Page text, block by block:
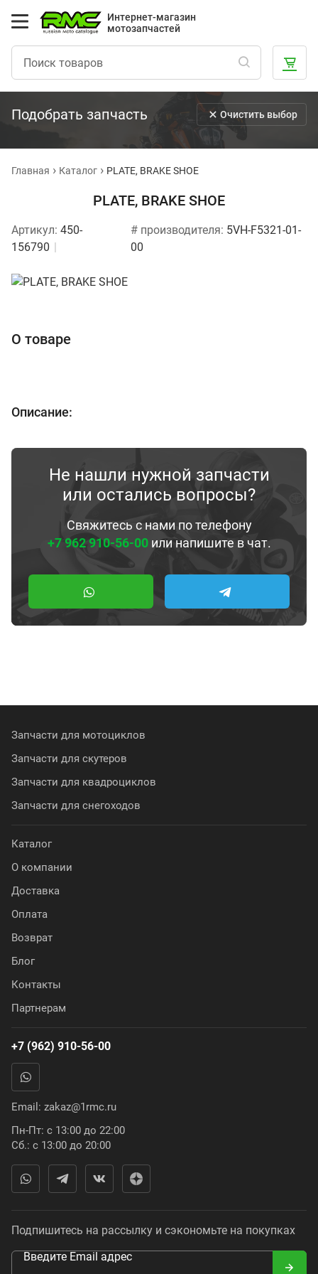
Интернет-магазин
мотозапчастей
Подобрать запчасть Очистить выбор
Главная Каталог PLATE, BRAKE SHOE
PLATE, BRAKE SHOE
Артикул: 450-
156790
# производителя: 5VH-F5321-01-
00
О товаре
Описание:
Не нашли нужной запчасти
или остались вопросы?
Свяжитесь с нами по телефону
+7 962 910-56-00или напишите в чат.
Запчасти для мотоциклов
Запчасти для скутеров
Запчасти для квадроциклов
Запчасти для снегоходов
Каталог
О компании
Доставка
Оплата
Возврат
Блог
Контакты
Партнерам
+7 (962) 910-56-00
Email: zakaz@1rmc.ru
Пн-Пт: с 13:00 до 22:00
Сб.: с 13:00 до 20:00
Подпишитесь на рассылку и сэкономьте на покупках
Введите Email адрес